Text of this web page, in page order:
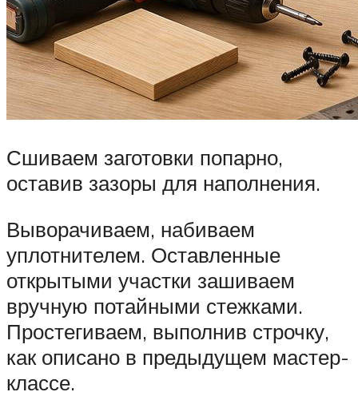
Сшиваем заготовки попарно,
оставив зазоры для наполнения.
Выворачиваем, набиваем
уплотнителем. Оставленные
открытыми участки зашиваем
вручную потайными стежками.
Простегиваем, выполнив строчку,
как описано в предыдущем мастер-
классе.